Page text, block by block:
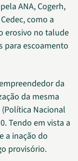
ANA, Cogerh,
como a
erosivo no talude
para escoamento
da
da mesma
Nacional
Tendo em vista a
a inação do
provisório.